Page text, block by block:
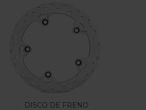
DISCO DE FRENO